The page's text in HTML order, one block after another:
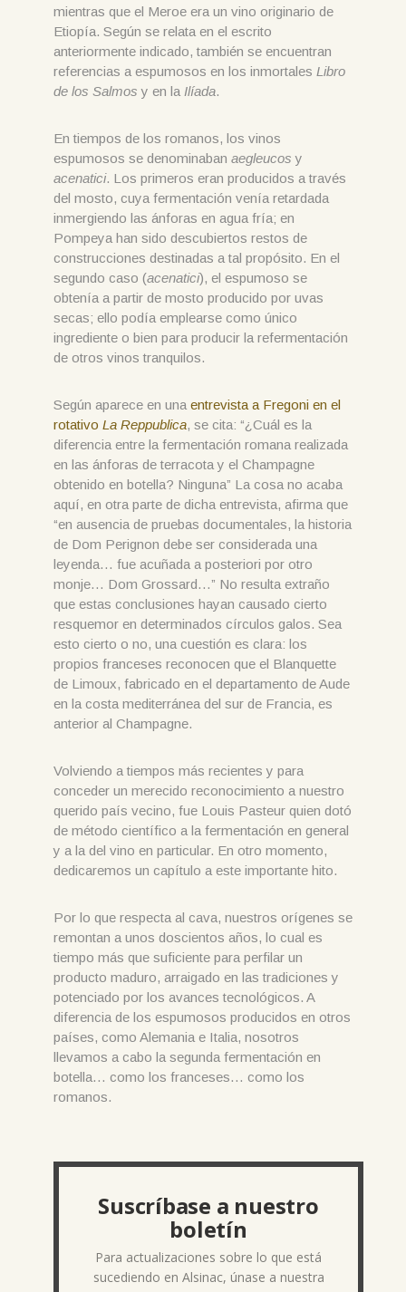
mientras que el Meroe era un vino originario de
Etiopía. Según se relata en el escrito
anteriormente indicado, también se encuentran
referencias a espumosos en los inmortales Libro
de los Salmos y en la Ilíada.
En tiempos de los romanos, los vinos
espumosos se denominaban aegleucos y
acenatici. Los primeros eran producidos a través
del mosto, cuya fermentación venía retardada
inmergiendo las ánforas en agua fría; en
Pompeya han sido descubiertos restos de
construcciones destinadas a tal propósito. En el
segundo caso (acenatici), el espumoso se
obtenía a partir de mosto producido por uvas
secas; ello podía emplearse como único
ingrediente o bien para producir la refermentación
de otros vinos tranquilos.
Según aparece en una entrevista a Fregoni en el
rotativo La Reppublica, se cita: “¿Cuál es la
diferencia entre la fermentación romana realizada
en las ánforas de terracota y el Champagne
obtenido en botella? Ninguna” La cosa no acaba
aquí, en otra parte de dicha entrevista, afirma que
“en ausencia de pruebas documentales, la historia
de Dom Perignon debe ser considerada una
leyenda… fue acuñada a posteriori por otro
monje… Dom Grossard…” No resulta extraño
que estas conclusiones hayan causado cierto
resquemor en determinados círculos galos. Sea
esto cierto o no, una cuestión es clara: los
propios franceses reconocen que el Blanquette
de Limoux, fabricado en el departamento de Aude
en la costa mediterránea del sur de Francia, es
anterior al Champagne.
Volviendo a tiempos más recientes y para
conceder un merecido reconocimiento a nuestro
querido país vecino, fue Louis Pasteur quien dotó
de método científico a la fermentación en general
y a la del vino en particular. En otro momento,
dedicaremos un capítulo a este importante hito.
Por lo que respecta al cava, nuestros orígenes se
remontan a unos doscientos años, lo cual es
tiempo más que suficiente para perfilar un
producto maduro, arraigado en las tradiciones y
potenciado por los avances tecnológicos. A
diferencia de los espumosos producidos en otros
países, como Alemania e Italia, nosotros
llevamos a cabo la segunda fermentación en
botella… como los franceses… como los
romanos.
Suscríbase a nuestro
boletín
Para actualizaciones sobre lo que está
sucediendo en Alsinac, únase a nuestra